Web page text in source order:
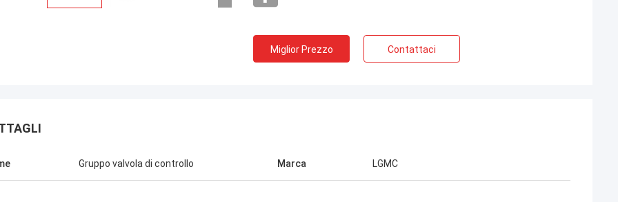
Miglior Prezzo Contattaci
Gruppo valvola di controllo Marca LGMC